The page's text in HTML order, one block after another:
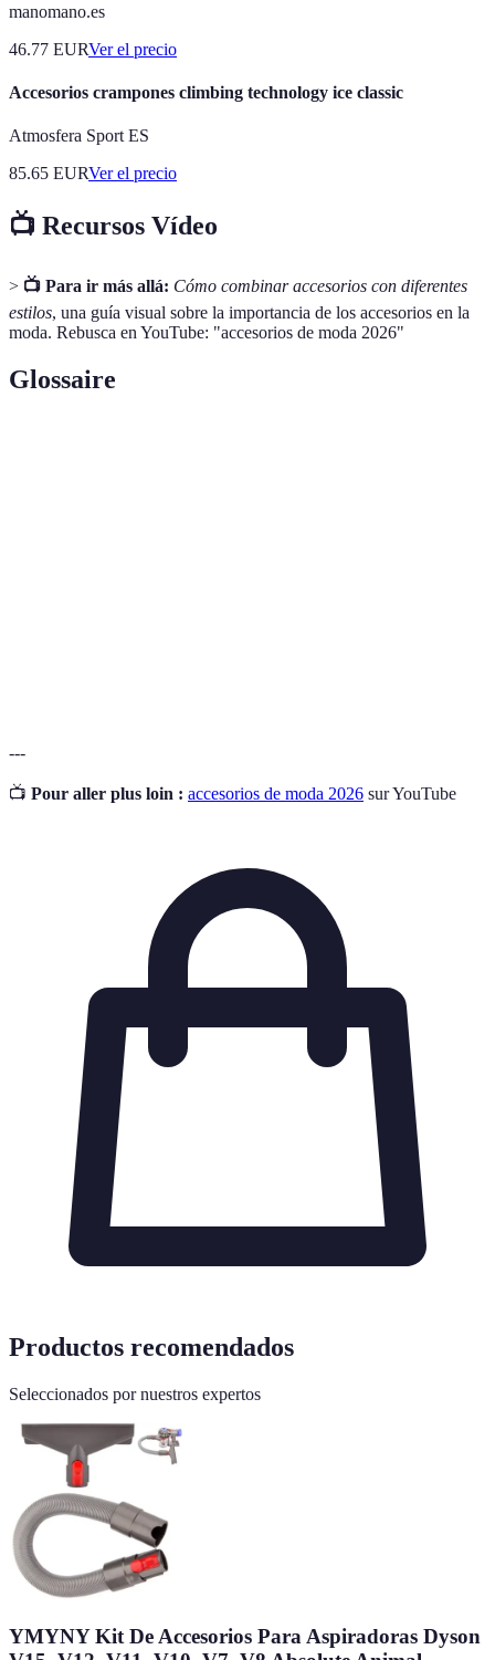
manomano.es
46.77 EURVer el precio
Accesorios crampones climbing technology ice classic
Atmosfera Sport ES
85.65 EURVer el precio
📺 Recursos Vídeo
> 📺 Para ir más allá: Cómo combinar accesorios con diferentes
estilos, una guía visual sobre la importancia de los accesorios en la
moda. Rebusca en YouTube: "accesorios de moda 2026"
Glossaire
---
📺 Pour aller plus loin : accesorios de moda 2026 sur YouTube
Productos recomendados
Seleccionados por nuestros expertos
YMYNY Kit De Accesorios Para Aspiradoras Dyson